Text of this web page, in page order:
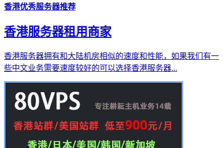
香港优秀服务器推荐
香港服务器租用商家
香港服务器拥有和大陆机房相似的速度和性能，如果我们有一
些中文业务需要速度较好的可以选择香港服务器...